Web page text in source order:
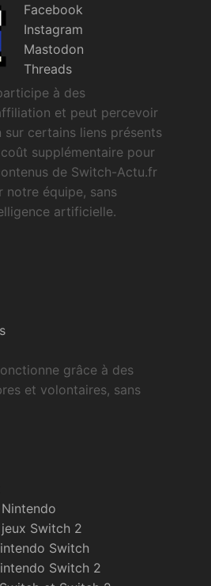
Facebook
Instagram
Mastodon
Threads
à des
et peut percevoir
sur certains liens présents
supplémentaire pour
de Switch-Actu.fr
notre équipe, sans
artificielle.
grâce à des
et volontaires, sans
Switch 2
Switch
Switch 2